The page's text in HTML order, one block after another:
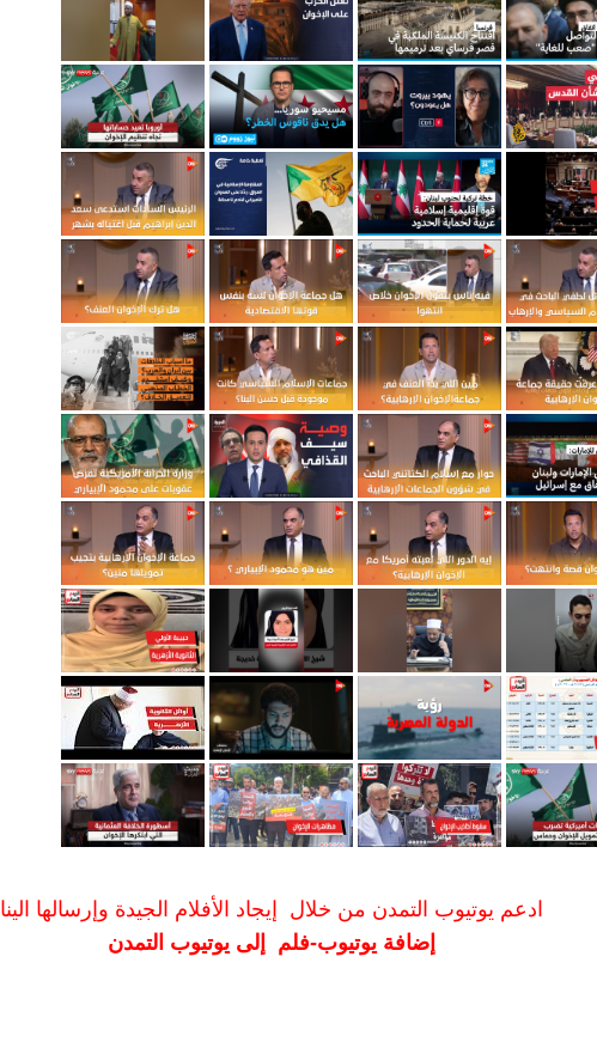
ادعم يوتيوب التمدن من خلال إيجاد الأفلام الجيدة وإرسالها الينا
إضافة يوتيوب-فلم إلى يوتيوب التمدن